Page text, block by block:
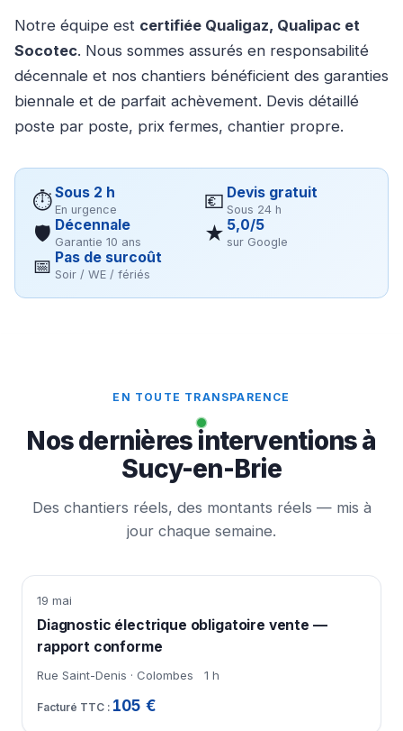
Notre équipe est certifiée Qualigaz, Qualipac et
Socotec. Nous sommes assurés en responsabilité
décennale et nos chantiers bénéficient des garanties
biennale et de parfait achèvement. Devis détaillé
poste par poste, prix fermes, chantier propre.
⏱Sous 2 h
En urgence 💶 Devis gratuit
Sous 24 h
🛡 Décennale
Garantie 10 ans ★ 5,0/5
sur Google
📅 Pas de surcoût
Soir / WE / fériés
EN TOUTE TRANSPARENCE
Nos dernières interventions à
Sucy-en-Brie
Des chantiers réels, des montants réels — mis à
jour chaque semaine.
19 mai
Diagnostic électrique obligatoire vente —
rapport conforme
Rue Saint-Denis · Colombes 1 h
105 €